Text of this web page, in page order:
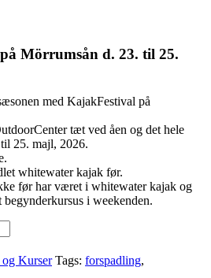
Mörrumsån d. 23. til 25.
med KajakFestival på
tæt ved åen og det hele
25. majl, 2026.
whitewater kajak før.
før har været i whitewater kajak og
i weekenden.
Kurser Tags: forspadling,